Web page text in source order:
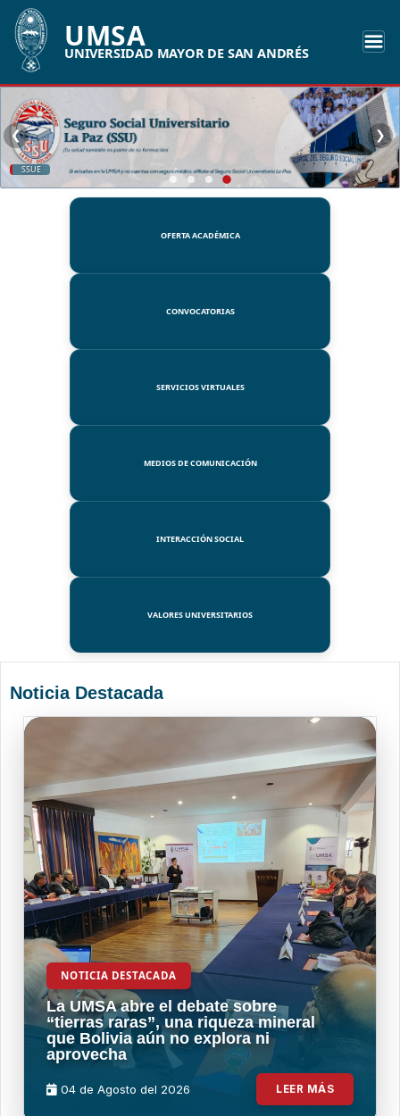
UMSA
UNIVERSIDAD MAYOR DE SAN ANDRÉS
SSUE
❮ ❯
OFERTA ACADÉMICA
CONVOCATORIAS
SERVICIOS VIRTUALES
MEDIOS DE COMUNICACIÓN
INTERACCIÓN SOCIAL
VALORES UNIVERSITARIOS
Noticia Destacada
NOTICIA DESTACADA
La UMSA abre el debate sobre
“tierras raras”, una riqueza mineral
que Bolivia aún no explora ni
aprovecha
04 de Agosto del 2026 LEER MÁS